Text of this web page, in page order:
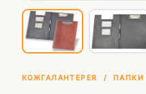
КОЖГАЛАНТЕРЕЯ / ПАПКИ